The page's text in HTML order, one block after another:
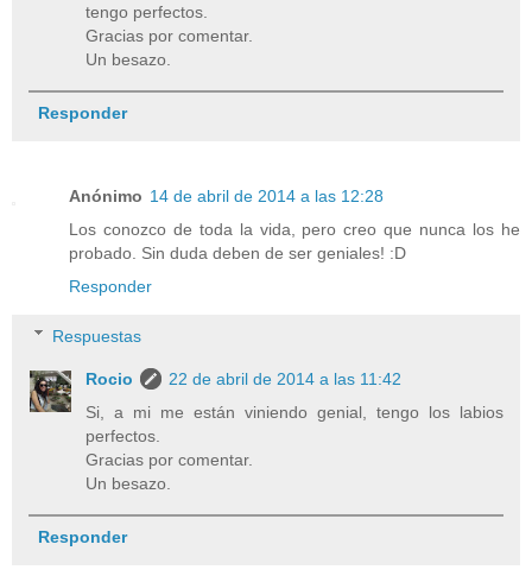
tengo perfectos.
Gracias por comentar.
Un besazo.
Responder
Anónimo 14 de abril de 2014 a las 12:28
Los conozco de toda la vida, pero creo que nunca los he
probado. Sin duda deben de ser geniales! :D
Responder
Respuestas
Rocio
22 de abril de 2014 a las 11:42
Si, a mi me están viniendo genial, tengo los labios
perfectos.
Gracias por comentar.
Un besazo.
Responder